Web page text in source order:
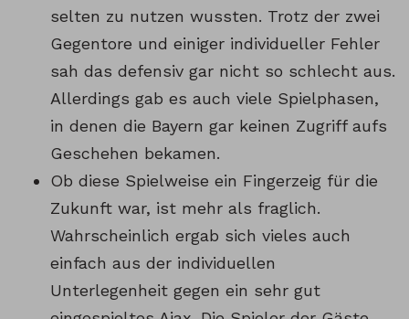
selten zu nutzen wussten. Trotz der zwei
Gegentore und einiger individueller Fehler
sah das defensiv gar nicht so schlecht aus.
Allerdings gab es auch viele Spielphasen,
in denen die Bayern gar keinen Zugriff aufs
Geschehen bekamen.
Ob diese Spielweise ein Fingerzeig für die
Zukunft war, ist mehr als fraglich.
Wahrscheinlich ergab sich vieles auch
einfach aus der individuellen
Unterlegenheit gegen ein sehr gut